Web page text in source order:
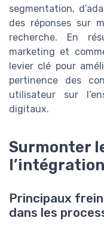
segmentation,
des réponses sur
recherche. En
marketing et
levier clé pour
pertinence des
utilisateur sur
digitaux.
Surmonter
Principaux
dans les